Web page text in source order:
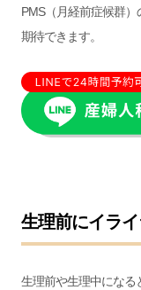
PMS（月経前症候群
期待できます。
生理前にイラ
生理前や生理中になる